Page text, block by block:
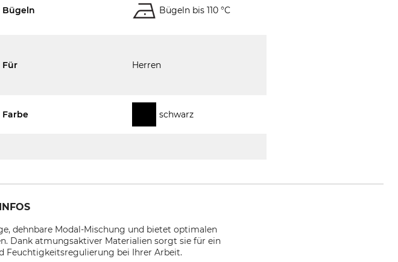
Bügeln Bügeln bis 110 °C
Für Herren
Farbe schwarz
dehnbare Modal-Mischung und bietet optimalen
Dank atmungsaktiver Materialien sorgt sie für ein
Feuchtigkeitsregulierung bei Ihrer Arbeit.